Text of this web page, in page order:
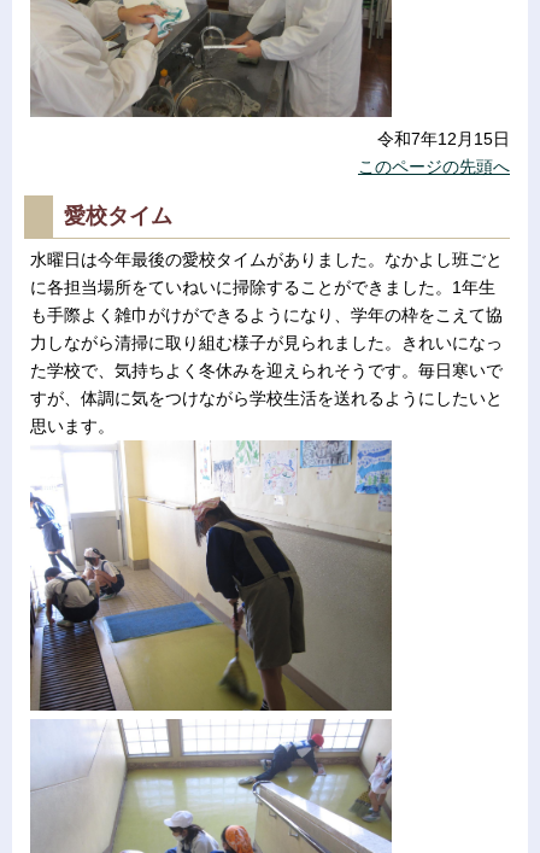
令和7年12月15日
このページの先頭へ
愛校タイム
水曜日は今年最後の愛校タイムがありました。なかよし班ごと
に各担当場所をていねいに掃除することができました。1年生
も手際よく雑巾がけができるようになり、学年の枠をこえて協
力しながら清掃に取り組む様子が見られました。きれいになっ
た学校で、気持ちよく冬休みを迎えられそうです。毎日寒いで
すが、体調に気をつけながら学校生活を送れるようにしたいと
思います。